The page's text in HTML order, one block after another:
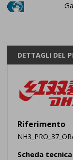
DETTAGLI DEL
Riferimento
Scheda tecnica